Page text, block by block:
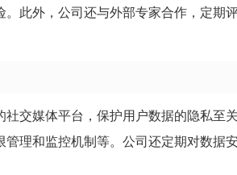
。此外，公司还与外部专家合作，定期
社交媒体平台，保护用户数据的隐私至
管理和监控机制等。公司还定期对数据